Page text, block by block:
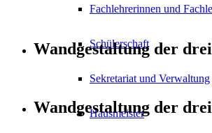
Fachlehrerinnen und
Schülerschaft
Sekretariat und Verwaltung
Hausmeister
Wandgestaltung der
Wandgestaltung der